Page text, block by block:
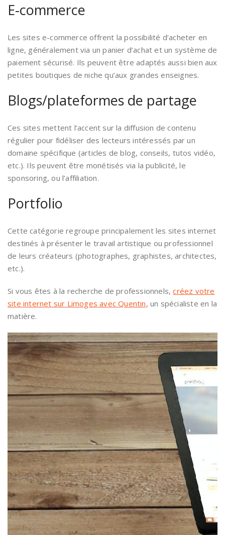
E-commerce
Les sites e-commerce offrent la possibilité d’acheter en
ligne, généralement via un panier d’achat et un système de
paiement sécurisé. Ils peuvent être adaptés aussi bien aux
petites boutiques de niche qu’aux grandes enseignes.
Blogs/plateformes de partage
Ces sites mettent l’accent sur la diffusion de contenu
régulier pour fidéliser des lecteurs intéressés par un
domaine spécifique (articles de blog, conseils, tutos vidéo,
etc.). Ils peuvent être monétisés via la publicité, le
sponsoring, ou l’affiliation.
Portfolio
Cette catégorie regroupe principalement les sites internet
destinés à présenter le travail artistique ou professionnel
de leurs créateurs (photographes, graphistes, architectes,
etc.).
Si vous êtes à la recherche de professionnels,créez votre
site internet sur Limoges avec Quentin, un spécialiste en la
matière.